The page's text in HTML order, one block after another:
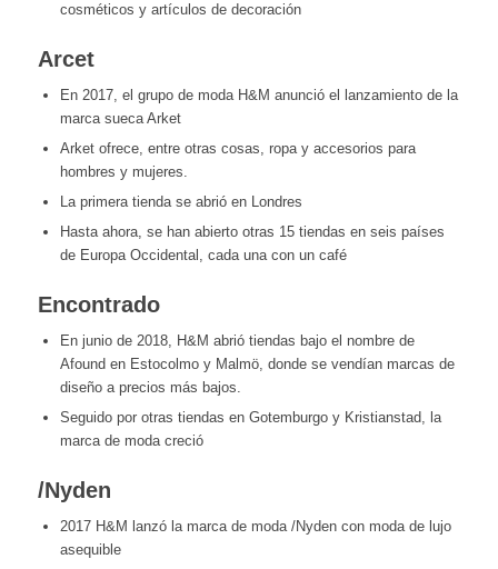
cosméticos y artículos de decoración
Arcet
En 2017, el grupo de moda H&M anunció el lanzamiento de la
marca sueca Arket
Arket ofrece, entre otras cosas, ropa y accesorios para
hombres y mujeres.
La primera tienda se abrió en Londres
Hasta ahora, se han abierto otras 15 tiendas en seis países
de Europa Occidental, cada una con un café
Encontrado
En junio de 2018, H&M abrió tiendas bajo el nombre de
Afound en Estocolmo y Malmö, donde se vendían marcas de
diseño a precios más bajos.
Seguido por otras tiendas en Gotemburgo y Kristianstad, la
marca de moda creció
/Nyden
2017 H&M lanzó la marca de moda /Nyden con moda de lujo
asequible